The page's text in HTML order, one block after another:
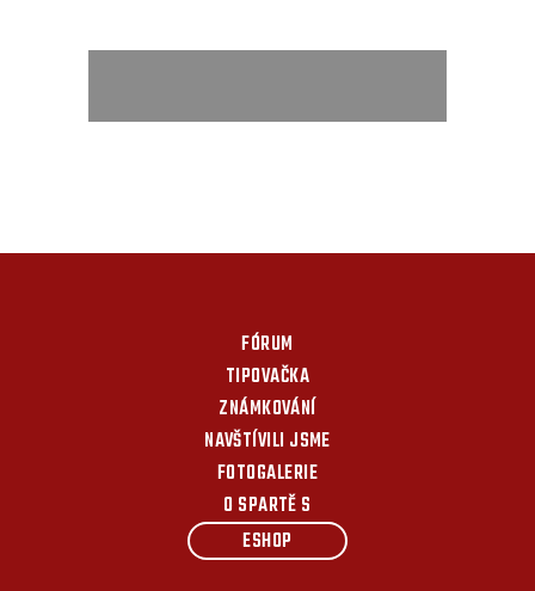
FÓRUM
TIPOVAČKA
ZNÁMKOVÁNÍ
NAVŠTÍVILI JSME
FOTOGALERIE
O SPARTĚ S
ESHOP